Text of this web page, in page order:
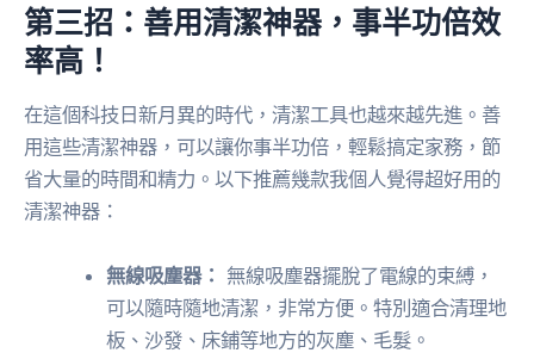
第三招：善用清潔神器，事半功倍效
率高！
在這個科技日新月異的時代，清潔工具也越來越先進。善
用這些清潔神器，可以讓你事半功倍，輕鬆搞定家務，節
省大量的時間和精力。以下推薦幾款我個人覺得超好用的
清潔神器：
無線吸塵器： 無線吸塵器擺脫了電線的束縛，
可以隨時隨地清潔，非常方便。特別適合清理地
板、沙發、床鋪等地方的灰塵、毛髮。